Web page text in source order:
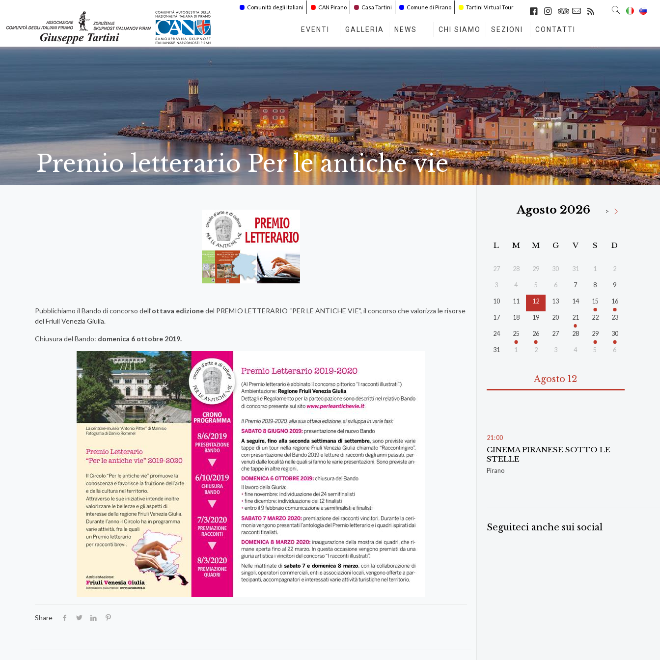
Comunità degli Italiani CAN Pirano Casa Tartini Comune di Pirano Tartini Virtual Tour
EVENTI GALLERIA NEWS CHI SIAMO SEZIONI CONTATTI
Premio letterario Per le antiche vie
Pubblichiamo il Bando di concorso dell’ottava edizionedel PREMIO LETTERARIO “PER LE ANTICHE VIE”, il concorso che valorizza le risorse
del Friuli Venezia Giulia.
Chiusura del Bando: domenica 6 ottobre 2019.
Share
Agosto 2026 >
L M M G V S D
27 28 29 30 31 1 2
3 4 5 6 7 8 9
10 11 12 13 14 15 16
17 18 19 20 21 22 23
24 25 26 27 28 29 30
31 1 2 3 4 5 6
Agosto 12
21:00
CINEMA PIRANESE SOTTO LE
STELLE
Pirano
Seguiteci anche sui social